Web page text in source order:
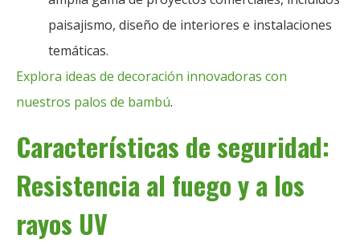
paisajismo, diseño de interiores e instalaciones
temáticas.
Explora ideas de decoración innovadoras con
nuestros palos de bambú.
Características de seguridad:
Resistencia al fuego y a los
rayos UV